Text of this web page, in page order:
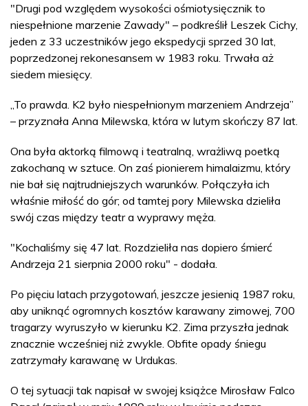
"Drugi pod względem wysokości ośmiotysięcznik to
niespełnione marzenie Zawady" – podkreślił Leszek Cichy,
jeden z 33 uczestników jego ekspedycji sprzed 30 lat,
poprzedzonej rekonesansem w 1983 roku. Trwała aż
siedem miesięcy.
„To prawda. K2 było niespełnionym marzeniem Andrzeja”
– przyznała Anna Milewska, która w lutym skończy 87 lat.
Ona była aktorką filmową i teatralną, wrażliwą poetką
zakochaną w sztuce. On zaś pionierem himalaizmu, który
nie bał się najtrudniejszych warunków. Połączyła ich
właśnie miłość do gór; od tamtej pory Milewska dzieliła
swój czas między teatr a wyprawy męża.
"Kochaliśmy się 47 lat. Rozdzieliła nas dopiero śmierć
Andrzeja 21 sierpnia 2000 roku" - dodała.
Po pięciu latach przygotowań, jeszcze jesienią 1987 roku,
aby uniknąć ogromnych kosztów karawany zimowej, 700
tragarzy wyruszyło w kierunku K2. Zima przyszła jednak
znacznie wcześniej niż zwykle. Obfite opady śniegu
zatrzymały karawanę w Urdukas.
O tej sytuacji tak napisał w swojej książce Mirosław Falco